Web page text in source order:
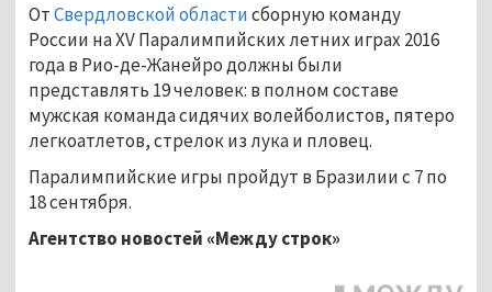
ОтСвердловской областисборную команду
России на XV Паралимпийских летних играх 2016
года в Рио-де-Жанейро должны были
представлять 19 человек: в полном составе
мужская команда сидячих волейболистов, пятеро
легкоатлетов, стрелок из лука и пловец.
Паралимпийские игры пройдут в Бразилии с 7 по
18 сентября.
Агентство новостей «Между строк»